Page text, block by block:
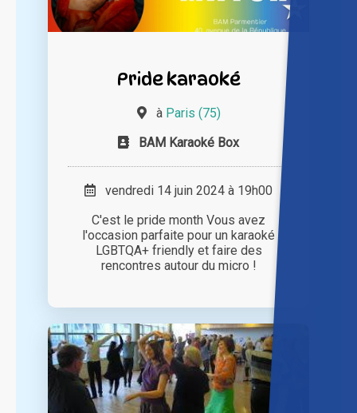
Pride karaoké
à Paris (75)
BAM Karaoké Box
vendredi 14 juin 2024 à 19h00
C'est le pride month Vous avez
l'occasion parfaite pour un karaoké
LGBTQA+ friendly et faire des
rencontres autour du micro !